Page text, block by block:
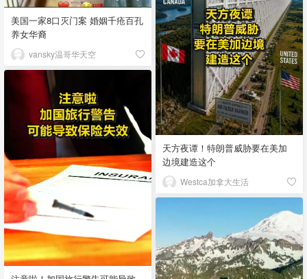
美国一家8口灭门案 婚姻千疮百孔
养女华裔
vansky温哥华天空
天方夜谭！特朗普威胁要在美加
边境建造这个
Westca加拿大生活